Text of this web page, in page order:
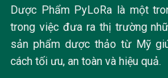
Dược Phẩm PyLoRa là một
trong việc đưa ra thị trường
sản phẩm dược thảo từ Mỹ
cách tối ưu, an toàn và hiệu quả.